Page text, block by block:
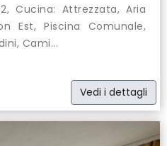
Cucina: Attrezzata, Aria
Est, Piscina Comunale,
Cami...
Vedi i dettagli